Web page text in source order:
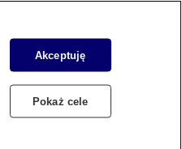
Akceptuję
Pokaż cele